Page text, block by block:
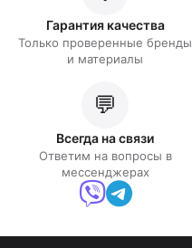
Гарантия качества
Только проверенные бренды
и материалы
💬
Всегда на связи
Ответим на вопросы в
мессенджерах